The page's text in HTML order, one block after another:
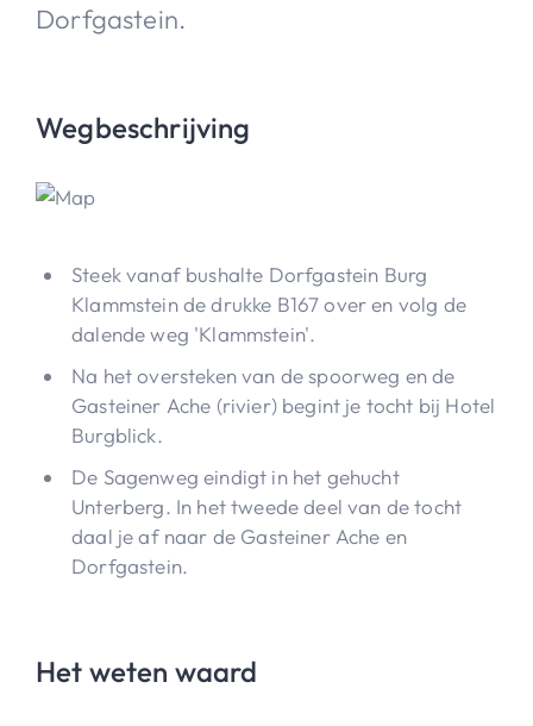
Dorfgastein.
Wegbeschrijving
Steek vanaf bushalte Dorfgastein Burg
Klammstein de drukke B167 over en volg de
dalende weg 'Klammstein'.
Na het oversteken van de spoorweg en de
Gasteiner Ache (rivier) begint je tocht bij Hotel
Burgblick.
De Sagenweg eindigt in het gehucht
Unterberg. In het tweede deel van de tocht
daal je af naar de Gasteiner Ache en
Dorfgastein.
Het weten waard